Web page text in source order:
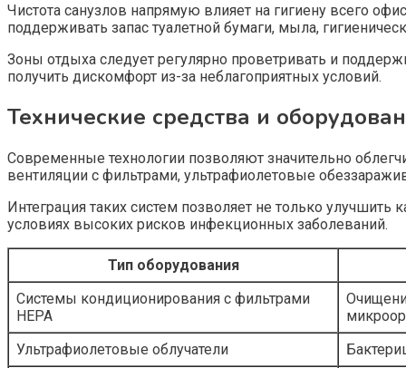
Чистота санузлов напрямую влияет на гигиену всего
поддерживать запас туалетной бумаги, мыла,
Зоны отдыха следует регулярно проветривать и
получить дискомфорт из-за неблагоприятных условий.
Технические средства и
Современные технологии позволяют значительно
вентиляции с фильтрами, ультрафиолетовые
Интеграция таких систем позволяет не только улучшить
условиях высоких рисков инфекционных заболеваний.
Тип оборудования
Системы кондиционирования с фильтрами
HEPA
Ультрафиолетовые облучатели